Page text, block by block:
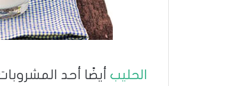
الحليب